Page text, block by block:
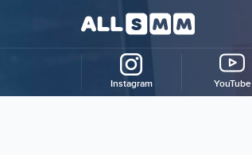
Instagram YouTube